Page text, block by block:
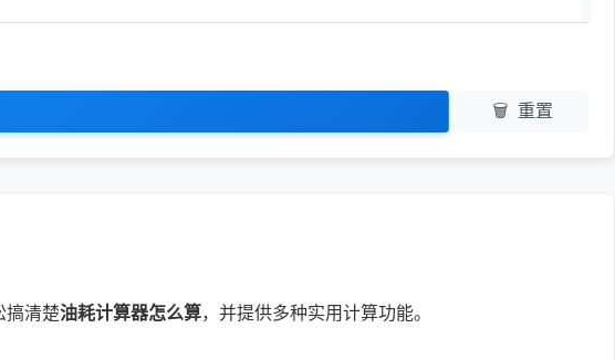
🗑️ 重置
搞清楚油耗计算器怎么算，并提供多种实用计算功能。